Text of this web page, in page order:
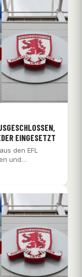
EINGESETZT
den EFL
und